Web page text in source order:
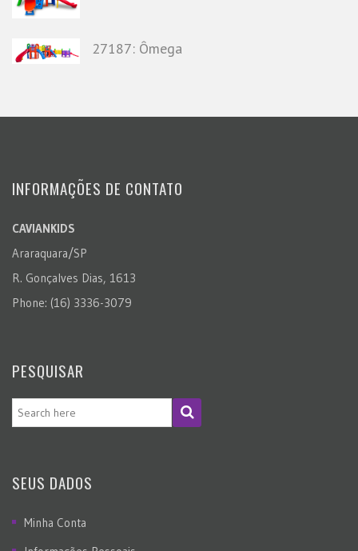
27187: Ômega
INFORMAÇÕES DE CONTATO
CAVIANKIDS
Araraquara/SP
R. Gonçalves Dias, 1613
Phone: (16) 3336-3079
PESQUISAR
SEUS DADOS
Minha Conta